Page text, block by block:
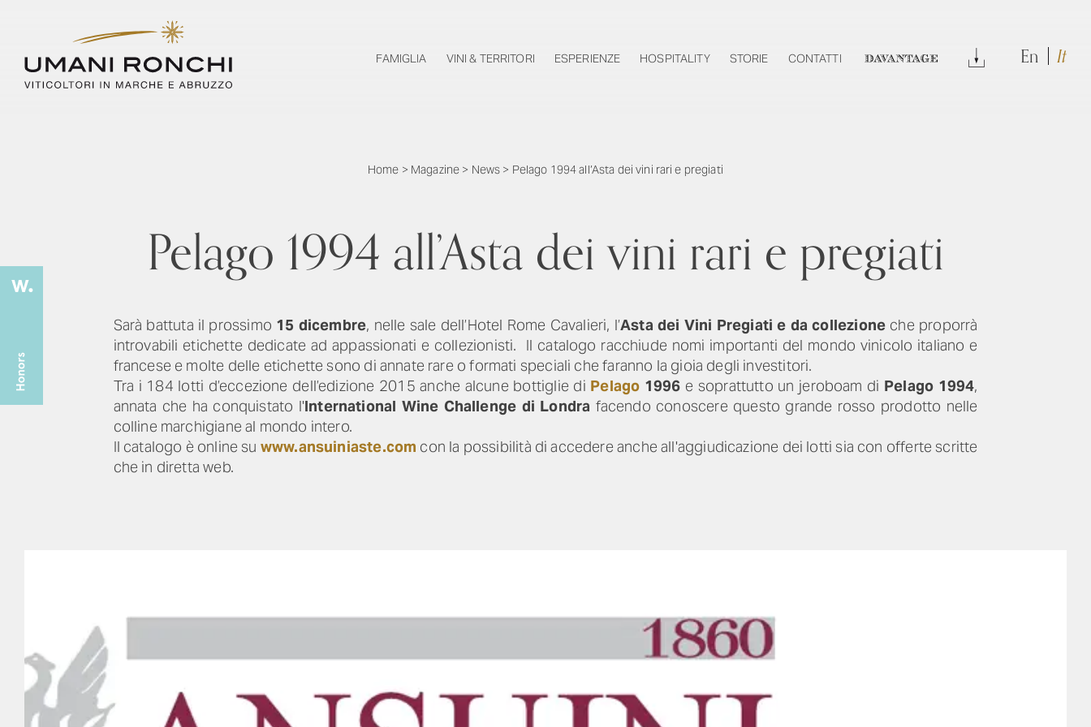
FAMIGLIA VINI & TERRITORI ESPERIENZE HOSPITALITY STORIE CONTATTI DAVANTAGE DOWNLOAD
En It
Home > Magazine > News > Pelago 1994 all’Asta dei vini rari e pregiati
Pelago 1994 all’Asta dei vini rari e pregiati
Sarà battuta il prossimo 15 dicembre, nelle sale dell’Hotel Rome Cavalieri, l’Asta dei Vini Pregiati e da collezione che proporrà
introvabili etichette dedicate ad appassionati e collezionisti. Il catalogo racchiude nomi importanti del mondo vinicolo italiano e
francese e molte delle etichette sono di annate rare o formati speciali che faranno la gioia degli investitori.
Tra i 184 lotti d’eccezione dell’edizione 2015 anche alcune bottiglie di Pelago 1996 e soprattutto un jeroboam di Pelago 1994,
annata che ha conquistato l'International Wine Challenge di Londra facendo conoscere questo grande rosso prodotto nelle
colline marchigiane al mondo intero.
Il catalogo è online su www.ansuiniaste.com con la possibilità di accedere anche all'aggiudicazione dei lotti sia con offerte scritte
che in diretta web.